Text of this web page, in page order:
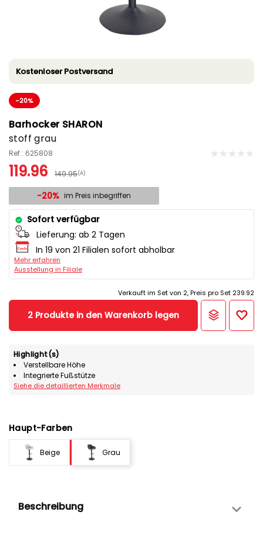
Kostenloser Postversand
-20%
Barhocker SHARON
stoff grau
Ref.: 625808
119.96 149.95(A)
-20% im Preis inbegriffen
Sofort verfügbar
Lieferung: ab 2 Tagen
In 19 von 21 Filialen sofort abholbar
Mehr erfahren
Ausstellung in Filiale
Verkauft im Set von 2, Preis pro Set 239.92
2 Produkte in den Warenkorb legen
Highlight(s)
Verstellbare Höhe
Integrierte Fußstütze
Siehe die detaillierten Merkmale
Haupt-Farben
Beige Grau
Beschreibung